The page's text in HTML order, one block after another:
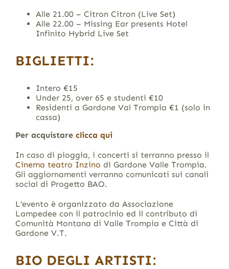
Alle 21.00 – Citron Citron (Live Set)
Alle 22.00 – Missing Ear presents Hotel
Infinito Hybrid Live Set
BIGLIETTI:
Intero €15
Under 25, over 65 e studenti €10
Residenti a Gardone Val Trompia €1 (solo in
cassa)
Per acquistare clicca qui
In caso di pioggia, i concerti si terranno presso il
Cinema teatro Inzino di Gardone Valle Trompia.
Gli aggiornamenti verranno comunicati sui canali
social di Progetto BAO.
L’evento è organizzato da Associazione
Lampedee con il patrocinio ed il contributo di
Comunità Montana di Valle Trompia e Città di
Gardone V.T.
BIO DEGLI ARTISTI: